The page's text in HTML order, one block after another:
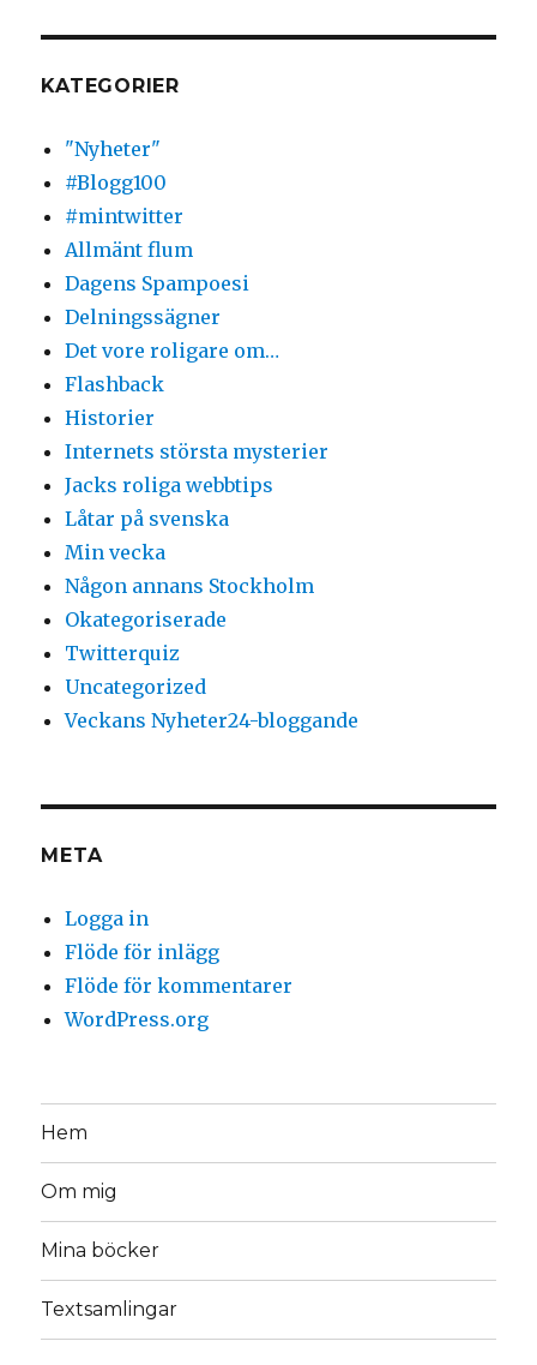
KATEGORIER
"Nyheter"
#Blogg100
#mintwitter
Allmänt flum
Dagens Spampoesi
Delningssägner
Det vore roligare om…
Flashback
Historier
Internets största mysterier
Jacks roliga webbtips
Låtar på svenska
Min vecka
Någon annans Stockholm
Okategoriserade
Twitterquiz
Uncategorized
Veckans Nyheter24-bloggande
META
Logga in
Flöde för inlägg
Flöde för kommentarer
WordPress.org
Hem
Om mig
Mina böcker
Textsamlingar